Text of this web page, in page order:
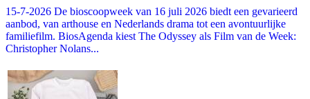
15-7-2026 De bioscoopweek van 16 juli 2026 biedt een gevarieerd
aanbod, van arthouse en Nederlands drama tot een avontuurlijke
familiefilm. BiosAgenda kiest The Odyssey als Film van de Week:
Christopher Nolans...